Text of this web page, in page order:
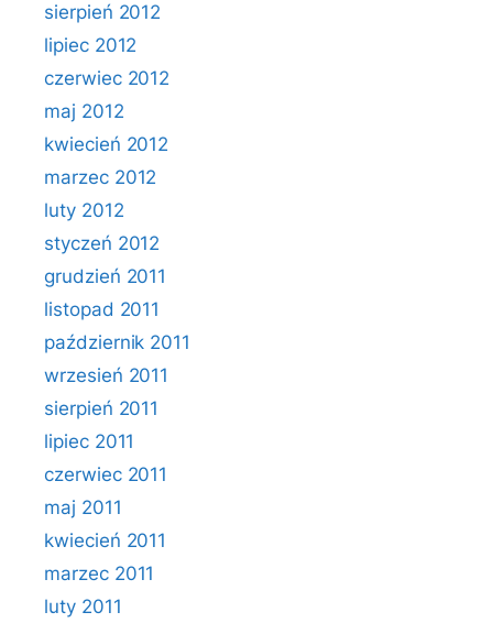
sierpień 2012
lipiec 2012
czerwiec 2012
maj 2012
kwiecień 2012
marzec 2012
luty 2012
styczeń 2012
grudzień 2011
listopad 2011
październik 2011
wrzesień 2011
sierpień 2011
lipiec 2011
czerwiec 2011
maj 2011
kwiecień 2011
marzec 2011
luty 2011